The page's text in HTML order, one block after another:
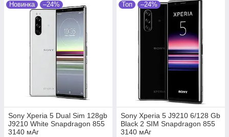
Новинка –24%
Sony Xperia 5 Dual Sim 128gb
J9210 White Snapdragon 855
3140 мАг
Топ –24%
Sony Xperia 5 J9210 6/128 Gb
Black 2 SIM Snapdragon 855
3140 мАг